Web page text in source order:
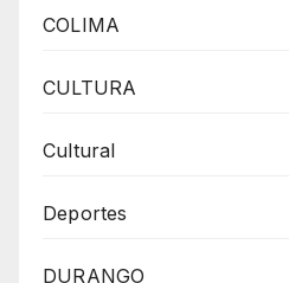
COLIMA
CULTURA
Cultural
Deportes
DURANGO